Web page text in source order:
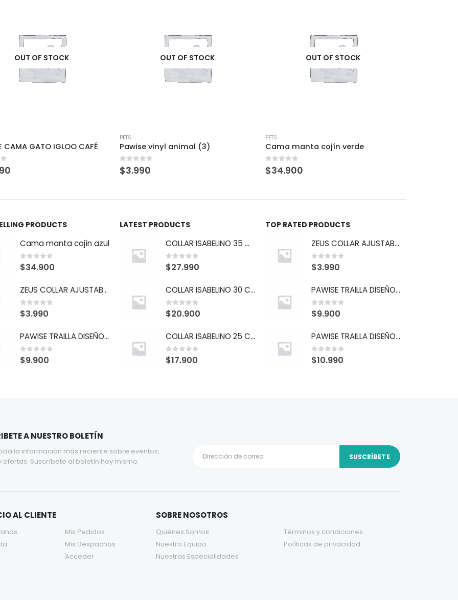
OUT OF STOCK
vinyl animal (3)
of 5
OUT OF STOCK
PETS
Cama manta cojín verde
0 out of 5
$34.900
OUT OF STOCK
PETS
Pawise hipopótamo con tirador
0 out of 5
$6.990
PRODUCTS
Cama manta cojín azul
0 out of 5
$34.900
ZEUS COLLAR AJUSTABLE "S" FUCSIA
0 out of 5
$3.990
PAWISE TRAILLA DISEÑO ROJO S
0 out of 5
$9.900
LATEST PRODUCTS
COLLAR ISABELINO 35 CM BUSTER
0 out of 5
$27.990
COLLAR ISABELINO 30 CM BUSTER
0 out of 5
$20.900
COLLAR ISABELINO 25 CM BUSTER
0out of 5
$17.900
TOP RATED PRODUCTS
ZEUS COLLAR AJUSTABLE "S" FUCSIA
0 out of 5
$3.990
PAWISE TRAILLA DISEÑO ROJO S
0 out of 5
$9.900
PAWISE TRAILLA DISEÑO ROJO M
0out of 5
$10.990
A NUESTRO BOLETÍN
la información más reciente sobre eventos,
ofertas. Suscríbete al boletín hoy mismo.
AL CLIENTE
Mis Pedidos
Mis Despachos
Acceder
SOBRE NOSOTROS
Quiénes Somos
Nuestro Equipo
Nuestras Especialidades
Términos y condiciones
Políticas de privacidad